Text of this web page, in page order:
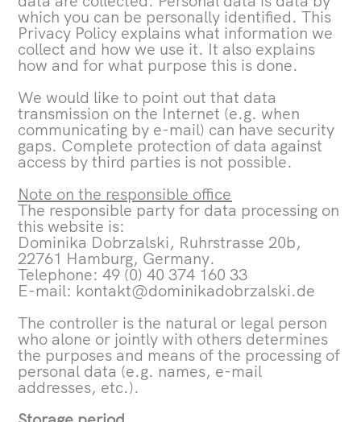
which you can be personally identified. This
Privacy Policy explains what information we
collect and how we use it. It also explains
how and for what purpose this is done.
We would like to point out that data
transmission on the Internet (e.g. when
communicating by e-mail) can have security
gaps. Complete protection of data against
access by third parties is not possible.
Note on the responsible office
The responsible party for data processing on
this website is:
Dominika Dobrzalski, Ruhrstrasse 20b,
22761 Hamburg, Germany.
Telephone: 49 (0) 40 374 160 33
E-mail: kontakt@dominikadobrzalski.de
The controller is the natural or legal person
who alone or jointly with others determines
the purposes and means of the processing of
personal data (e.g. names, e-mail
addresses, etc.).